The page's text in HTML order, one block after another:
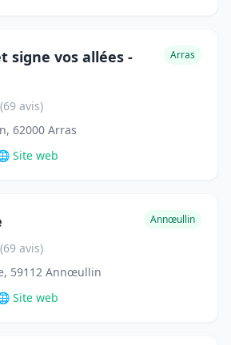
signe vos allées -
Arras
avis)
62000 Arras
Site web
Annœullin
avis)
59112 Annœullin
Site web